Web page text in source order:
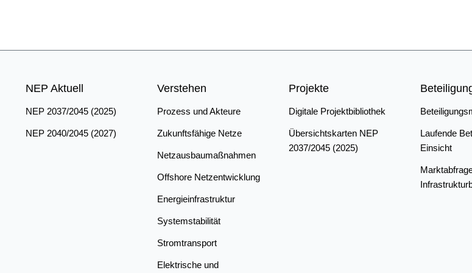
NEP Aktuell
NEP 2037/2045 (2025)
NEP 2040/2045 (2027)
Verstehen
Prozess und Akteure
Zukunftsfähige Netze
Netzausbaumaßnahmen
Offshore Netzentwicklung
Energieinfrastruktur
Systemstabilität
Stromtransport
Elektrische und
Projekte
Digitale Projektbibliothek
Übersichtskarten NEP
2037/2045 (2025)
Laufende
Einsicht